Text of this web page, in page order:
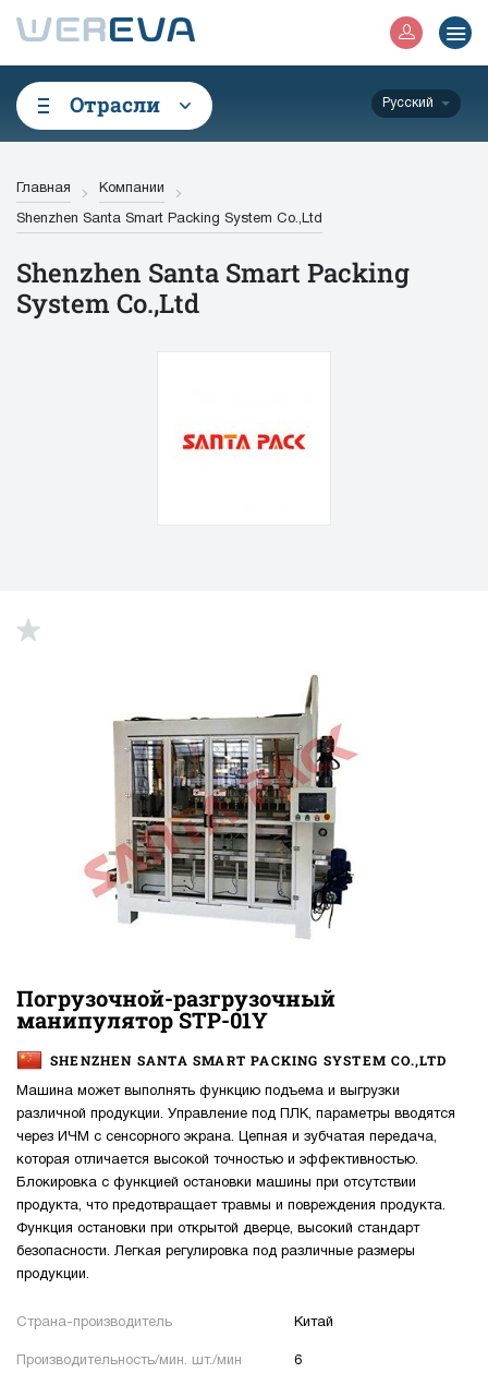
Отрасли Русский
Главная Компании
Shenzhen Santa Smart Packing System Co.,Ltd
Shenzhen Santa Smart Packing
System Co.,Ltd
Погрузочной-разгрузочный
манипулятор STP-01Y
SHENZHEN SANTA SMART PACKING SYSTEM CO.,LTD
Машина может выполнять функцию подъема и выгрузки
различной продукции. Управление под ПЛК, параметры вводятся
через ИЧМ с сенсорного экрана. Цепная и зубчатая передача,
которая отличается высокой точностью и эффективностью.
Блокировка с функцией остановки машины при отсутствии
продукта, что предотвращает травмы и повреждения продукта.
Функция остановки при открытой дверце, высокий стандарт
безопасности. Легкая регулировка под различные размеры
продукции.
Страна-производитель Китай
Производительность/мин. шт./мин 6